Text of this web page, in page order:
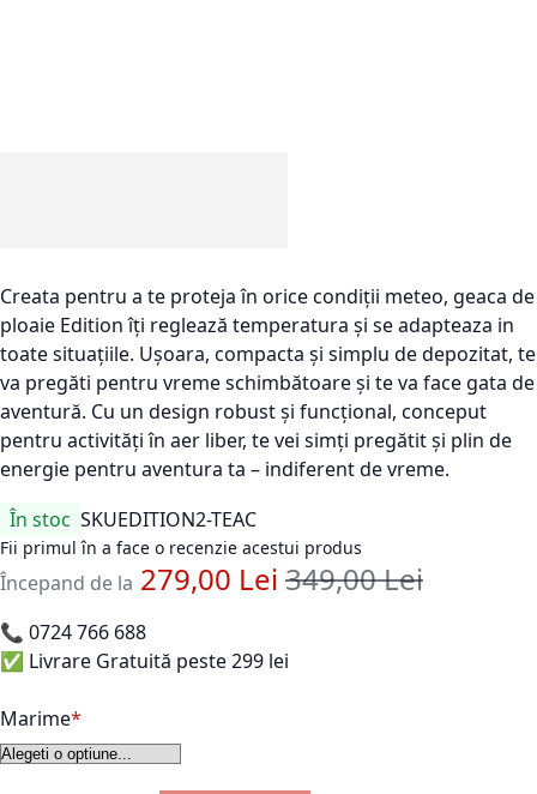
Creata pentru a te proteja în orice condiții meteo, geaca de
ploaie Edition îți reglează temperatura și se adapteaza in
toate situațiile. Ușoara, compacta și simplu de depozitat, te
va pregăti pentru vreme schimbătoare și te va face gata de
aventură. Cu un design robust și funcțional, conceput
pentru activități în aer liber, te vei simți pregătit și plin de
energie pentru aventura ta – indiferent de vreme.
În stoc SKUEDITION2-TEAC
Fii primul în a face o recenzie acestui produs
Începand de la 279,00 Lei Pret standard
349,00 Lei
📞 0724 766 688
✅ Livrare Gratuită peste 299 lei
Marime